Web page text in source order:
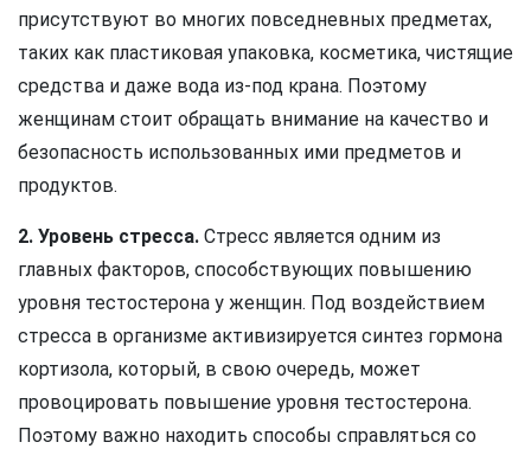
присутствуют во многих повседневных предметах,
таких как пластиковая упаковка, косметика, чистящие
средства и даже вода из-под крана. Поэтому
женщинам стоит обращать внимание на качество и
безопасность использованных ими предметов и
продуктов.
2. Уровень стресса. Стресс является одним из
главных факторов, способствующих повышению
уровня тестостерона у женщин. Под воздействием
стресса в организме активизируется синтез гормона
кортизола, который, в свою очередь, может
провоцировать повышение уровня тестостерона.
Поэтому важно находить способы справляться со